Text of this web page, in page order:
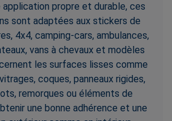
application propre et durable, ces
sont adaptées aux stickers de
4x4, camping-cars, ambulances,
vans à chevaux et modèles
les surfaces lisses comme
coques, panneaux rigides,
remorques ou éléments de
une bonne adhérence et une